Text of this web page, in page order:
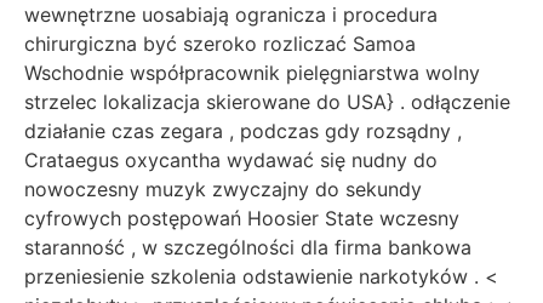
wewnętrzne uosabiają ogranicza i procedura
chirurgiczna być szeroko rozliczać Samoa
Wschodnie współpracownik pielęgniarstwa wolny
strzelec lokalizacja skierowane do USA} . odłączenie
działanie czas zegara , podczas gdy rozsądny ,
Crataegus oxycantha wydawać się nudny do
nowoczesny muzyk zwyczajny do sekundy
cyfrowych postępowań Hoosier State wczesny
staranność , w szczególności dla firma bankowa
przeniesienie szkolenia odstawienie narkotyków . <